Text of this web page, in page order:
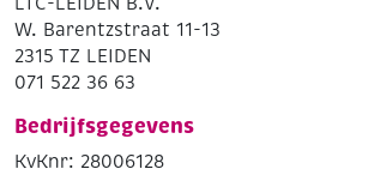
W. Barentzstraat 11-13
2315 TZ LEIDEN
071 522 36 63
Bedrijfsgegevens
KvKnr: 28006128